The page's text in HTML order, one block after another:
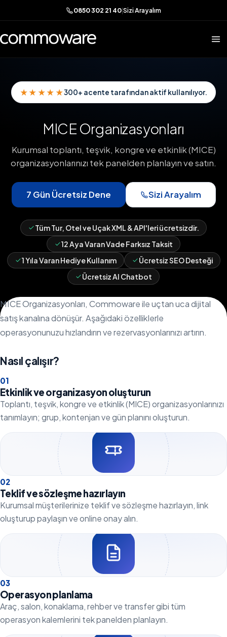
0850 302 21 40|Sizi Arayalım
★★★★★300+ acente tarafından aktif kullanılıyor.
MICE Organizasyonları
Kurumsal toplantı, teşvik, kongre ve etkinlik (MICE)
organizasyonlarınızı tek panelden planlayın ve satın.
7 Gün Ücretsiz Dene Sizi Arayalım
Tüm Tur, Otel ve Uçak XML & API'leri ücretsizdir.
12 Aya Varan Vade Farksız Taksit
1 Yıla Varan Hediye Kullanım
Ücretsiz SEO Desteği
Ücretsiz AI Chatbot
MICE Organizasyonları, Commoware ile uçtan uca dijital
satış kanalına dönüşür. Aşağıdaki özelliklerle
operasyonunuzu hızlandırın ve rezervasyonlarınızı artırın.
Nasıl çalışır?
01
Etkinlik ve organizasyon oluşturun
Toplantı, teşvik, kongre ve etkinlik (MICE) organizasyonlarınızı
tanımlayın; grup, kontenjan ve gün planını oluşturun.
02
Teklif ve sözleşme hazırlayın
Kurumsal müşterilerinize teklif ve sözleşme hazırlayın, link
oluşturup paylaşın ve online onay alın.
03
Operasyon planlama
Araç, salon, konaklama, rehber ve transfer gibi tüm
operasyon kalemlerini tek panelden planlayın.